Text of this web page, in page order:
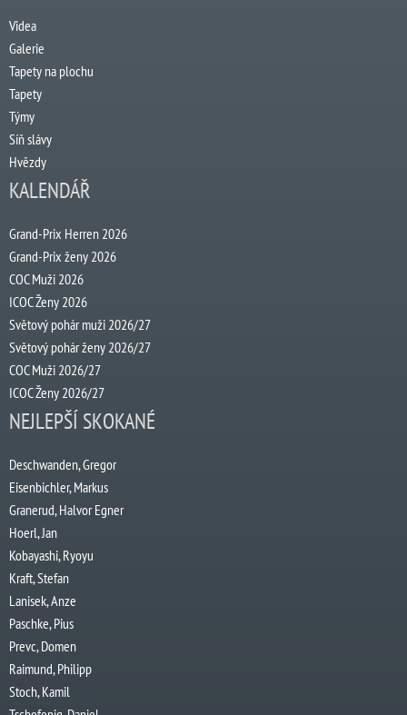
Videa
Galerie
Tapety na plochu
Tapety
Týmy
Síň slávy
Hvězdy
KALENDÁŘ
Grand-Prix Herren 2026
Grand-Prix ženy 2026
COC Muži 2026
ICOC Ženy 2026
Světový pohár muži 2026/27
Světový pohár ženy 2026/27
COC Muži 2026/27
ICOC Ženy 2026/27
NEJLEPŠÍ SKOKANÉ
Deschwanden, Gregor
Eisenbichler, Markus
Granerud, Halvor Egner
Hoerl, Jan
Kobayashi, Ryoyu
Kraft, Stefan
Lanisek, Anze
Paschke, Pius
Prevc, Domen
Raimund, Philipp
Stoch, Kamil